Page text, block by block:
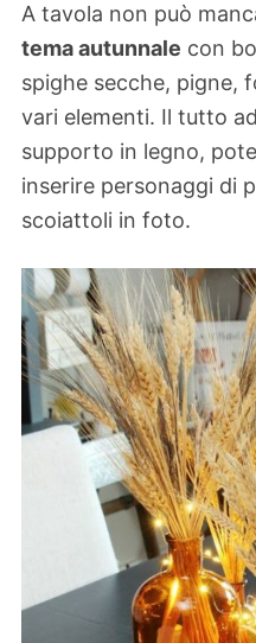
A tavola non può
tema autunnale con
spighe secche, pigne,
vari elementi. Il tutto
supporto in legno,
inserire personaggi di
scoiattoli in foto.